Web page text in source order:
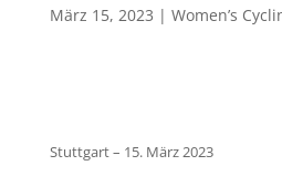
März 15, 2023 | Women’s
Stuttgart – 15. März 2023